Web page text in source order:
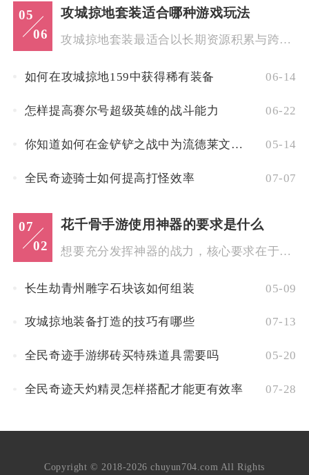
05
06
攻城掠地套装适合哪种游戏玩法
攻城掠地套装最适合以长期资源积累与跨服团战为核心的SLG重度...
如何在攻城掠地159中获得稀有装备 06-14
怎样提高赛尔号超级英雄的战斗能力 06-22
你知道如何在金铲铲之战中为流德莱文选择最佳的装备组合吗 05-14
全民奇迹骑士如何提高打怪效率 07-07
07
02
花千骨手游使用神器的要求是什么
想要充分发挥神器的战力，核心要求在于必须同时满足等级解锁、资...
长生劫青州雕字石块该如何组装 05-09
攻城掠地装备打造的技巧有哪些 07-13
全民奇迹手游绑砖买特殊道具需要吗 05-20
全民奇迹天灼精灵怎样搭配才能更有效率 07-28
Copyright © 2018-2026 chuyun704.com All Rights